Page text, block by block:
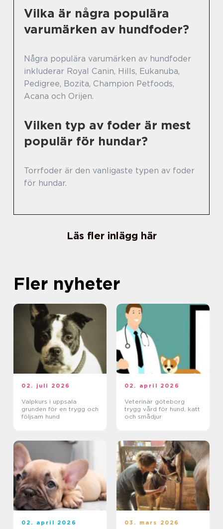
Vilka är några populära
varumärken av hundfoder?
Några populära varumärken av hundfoder
inkluderar Royal Canin, Hills, Eukanuba,
Pedigree, Bozita, Champion Petfoods,
Acana och Orijen.
Vilken typ av foder är mest
populär för hundar?
Torrfoder är den vanligaste typen av foder
för hundar.
Läs fler inlägg här
Fler nyheter
02. juli 2026
Valpkurs i uppsala
grunden för en trygg och
följsam hund
02. april 2026
Veterinär göteborg
trygg vård för hund, katt
och smådjur
02. april 2026 03. mars 2026